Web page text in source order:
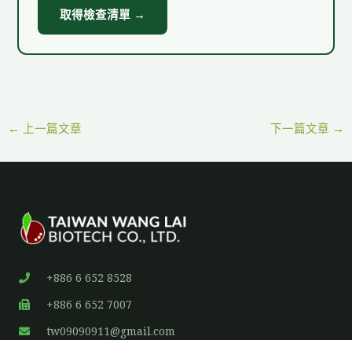
取得檢查清單 →
← 上一篇文章 下一篇文章 →
+886 6 652 8528
+886 6 652 7007
tw09090911@gmail.com